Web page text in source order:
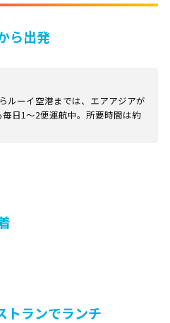
ら出発
ルーイ空港までは、エアアジアが
日1～2便運航中。所要時間は約
トランでランチ